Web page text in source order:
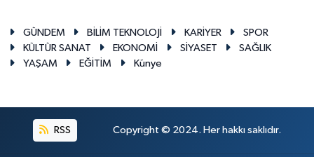
GÜNDEM BİLİM TEKNOLOJİ KARİYER
SPOR
KÜLTÜR SANAT
EKONOMİ SİYASET
SAĞLIK
YAŞAM
EĞİTİM Künye
RSS Copyright © 2024. Her hakkı saklıdır.